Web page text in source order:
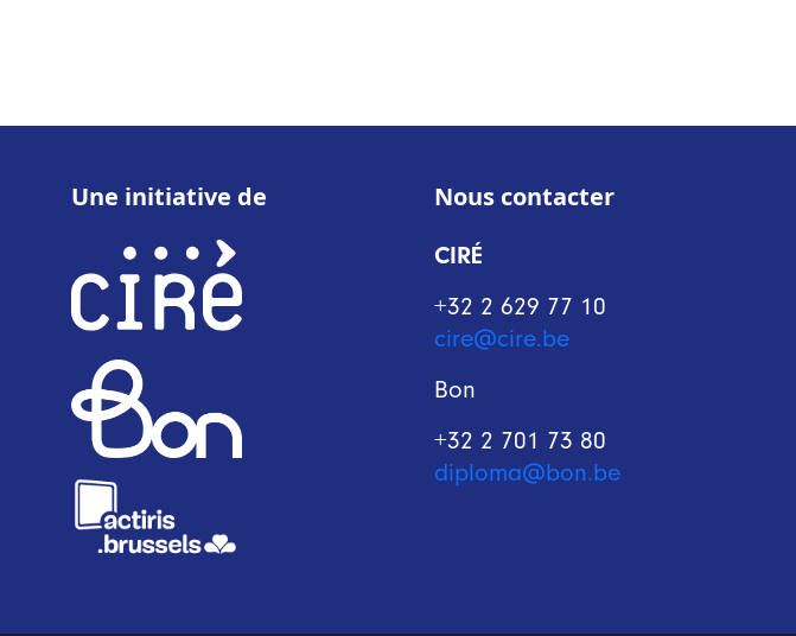
Une initiative de Nous contacter
CIRÉ
+32 2 629 77 10
cire@cire.be
Bon
+32 2 701 73 80
diploma@bon.be